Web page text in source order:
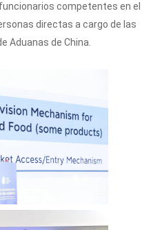
competentes en el
directas a cargo de las
Aduanas de China.